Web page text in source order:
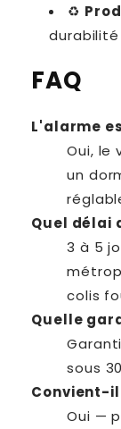
♻️
durabilité
FAQ
L'alarme
Oui, le
un
Quel délai
3 à 5
colis
Quelle
sous
Convient-
Oui —